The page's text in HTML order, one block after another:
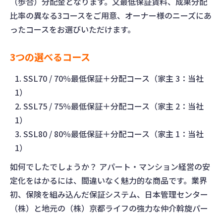
比率の異なる3コースをご用意、オーナー様のニーズにあ
ったコースをお選びいただけます。
3つの選べるコース
SSL70 / 70％最低保証＋分配コース（家主 3：当社
1）
SSL75 / 75％最低保証＋分配コース（家主 2：当社
1）
SSL80 / 80％最低保証＋分配コース（家主 1：当社
1）
如何でしたでしょうか？ アパート・マンション経営の安
定化をはかるには、間違いなく魅力的な商品です。業界
初、保険を組み込んだ保証システム、日本管理センター
（株）と地元の（株）京都ライフの強力な仲介斡旋パー